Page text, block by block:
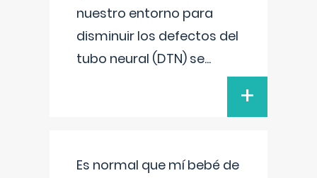
nuestro entorno para
disminuir los defectos del
tubo neural (DTN) se...
+
Es normal que mí bebé de